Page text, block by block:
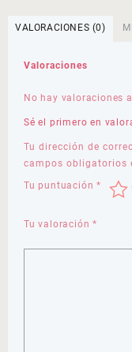
VALORACIONES (0)
Valoraciones
No hay valoraciones
Sé el primero en
Tu dirección de
campos obligatorios
Tu puntuación*
Tu valoración*